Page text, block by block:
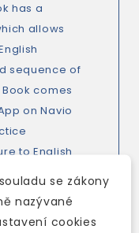
has a
allows
sequence of
comes
on Navio
to English
se zákony
nazývané
cookies